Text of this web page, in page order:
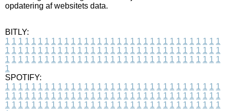
opdatering af websitets data.
BITLY:
1 1 1 1 1 1 1 1 1 1 1 1 1 1 1 1 1 1 1 1 1 1 1 1 1 1 1 1 1 1 1 1 1
1 1 1 1 1 1 1 1 1 1 1 1 1 1 1 1 1 1 1 1 1 1 1 1 1 1 1 1 1 1 1 1 1
1 1 1 1 1 1 1 1 1 1 1 1 1 1 1 1 1 1 1 1 1 1 1 1 1 1 1 1 1 1 1 1 1
1
SPOTIFY:
1 1 1 1 1 1 1 1 1 1 1 1 1 1 1 1 1 1 1 1 1 1 1 1 1 1 1 1 1 1 1 1 1
1 1 1 1 1 1 1 1 1 1 1 1 1 1 1 1 1 1 1 1 1 1 1 1 1 1 1 1 1 1 1 1 1
1 1 1 1 1 1 1 1 1 1 1 1 1 1 1 1 1 1 1 1 1 1 1 1 1 1 1 1 1 1 1 1 1